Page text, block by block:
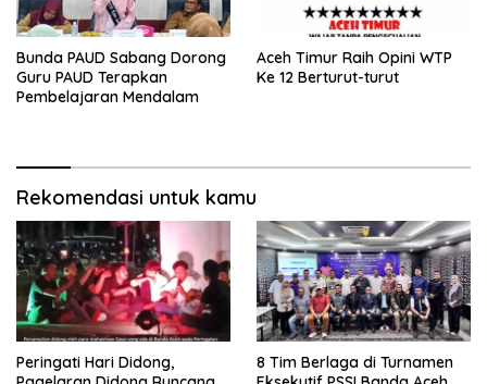
Bunda PAUD Sabang Dorong
Guru PAUD Terapkan
Pembelajaran Mendalam
Aceh Timur Raih Opini WTP
Ke 12 Berturut-turut
Rekomendasi untuk kamu
Peringati Hari Didong,
8 Tim Berlaga di Turnamen